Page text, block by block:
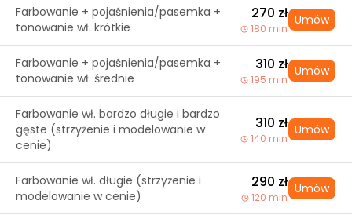
Farbowanie + pojaśnienia/pasemka +
tonowanie wł. krótkie
270 zł
180 min
Umów
Farbowanie + pojaśnienia/pasemka +
tonowanie wł. średnie
310 zł
195 min
Umów
Farbowanie wł. bardzo długie i bardzo
gęste (strzyżenie i modelowanie w
cenie)
310 zł
140 min
Umów
Farbowanie wł. długie (strzyżenie i
modelowanie w cenie)
290 zł
120 min
Umów